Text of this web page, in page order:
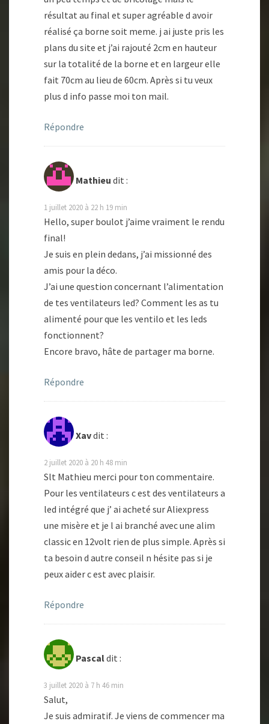
résultat au final et super agréable d avoir
réalisé ça borne soit meme. j ai juste pris les
plans du site et j’ai rajouté 2cm en hauteur
sur la totalité de la borne et en largeur elle
fait 70cm au lieu de 60cm. Après si tu veux
plus d info passe moi ton mail.
Répondre
Mathieu dit :
1 juillet 2020 à 22 h 19 min
Hello, super boulot j’aime vraiment le rendu
final!
Je suis en plein dedans, j’ai missionné des
amis pour la déco.
J’ai une question concernant l’alimentation
de tes ventilateurs led? Comment les as tu
alimenté pour que les ventilo et les leds
fonctionnent?
Encore bravo, hâte de partager ma borne.
Répondre
Xavdit :
2 juillet 2020 à 20 h 48 min
Slt Mathieu merci pour ton commentaire.
Pour les ventilateurs c est des ventilateurs a
led intégré que j’ ai acheté sur Aliexpress
une misère et je l ai branché avec une alim
classic en 12volt rien de plus simple. Après si
ta besoin d autre conseil n hésite pas si je
peux aider c est avec plaisir.
Répondre
Pascaldit :
3 juillet 2020 à 7 h 46 min
Salut,
Je suis admiratif. Je viens de commencer ma